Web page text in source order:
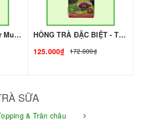
Trà Thái Đỏ - Cha Tar Mua Thái Lan Cao Cấp I Nguyên Liệu Pha Chế - Tobee Food
HỒNG TRÀ ĐẶC BIỆT - TRÀ XUÂN THỊNH I NGUYÊN LIỆU PHA CHẾ - TOBEE FOOD
125.000₫
172.000₫
SỮA
& Trân châu